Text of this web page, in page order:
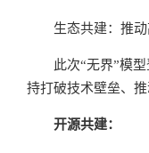
生态共建：推
此次“无界”模
持打破技术壁垒、
开源共建：